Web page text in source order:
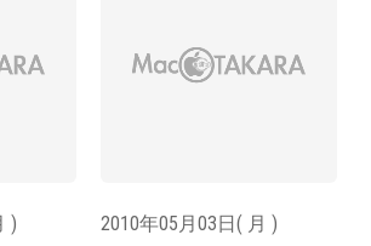
) 2010年05月03日( 月 )